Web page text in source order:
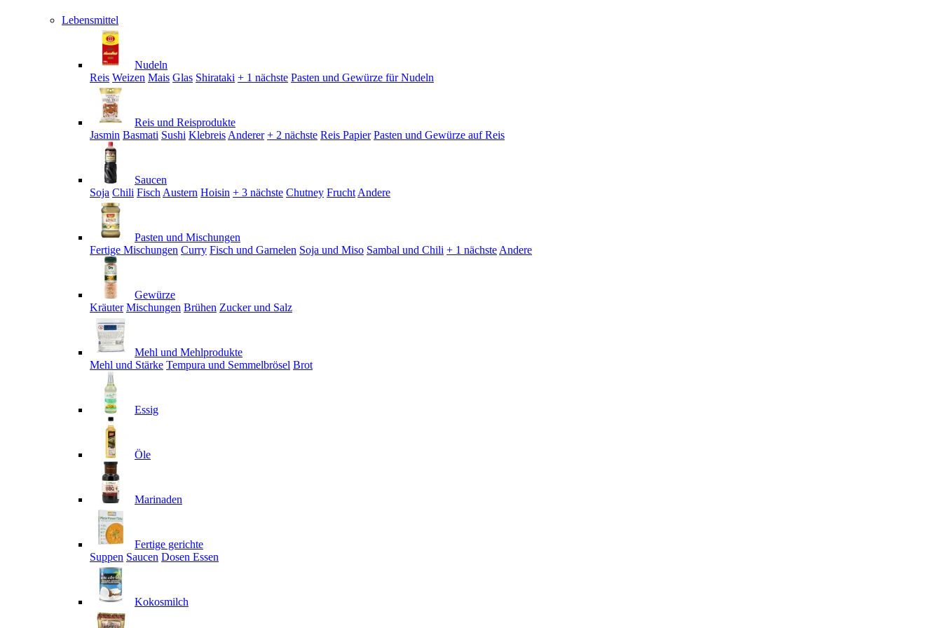
Lebensmittel
Nudeln
Reis Weizen Mais Glas Shirataki + 1 nächste Pasten und Gewürze für Nudeln
Reis und Reisprodukte
Jasmin Basmati Sushi Klebreis Anderer + 2 nächste Reis Papier Pasten und Gewürze auf Reis
Saucen
Soja Chili Fisch Austern Hoisin + 3 nächste Chutney Frucht Andere
Pasten und Mischungen
Fertige Mischungen Curry Fisch und Garnelen Soja und Miso Sambal und Chili + 1 nächste Andere
Gewürze
Kräuter Mischungen Brühen Zucker und Salz
Mehl und Mehlprodukte
Mehl und Stärke Tempura und Semmelbrösel Brot
Essig
Öle
Marinaden
Fertige gerichte
Suppen Saucen Dosen Essen
Kokosmilch